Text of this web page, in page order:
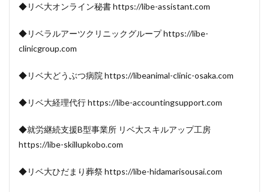
◆リベ大オンライン秘書 https://libe-assistant.com
◆リベラルアーツクリニックグループ https://libe-
clinicgroup.com
◆リベ大どうぶつ病院 https://libeanimal-clinic-osaka.com
◆リベ大経理代行 https://libe-accountingsupport.com
◆就労継続支援B型事業所 リベ大スキルアップ工房
https://libe-skillupkobo.com
◆リベ大ひだまり葬祭 https://libe-hidamarisousai.com